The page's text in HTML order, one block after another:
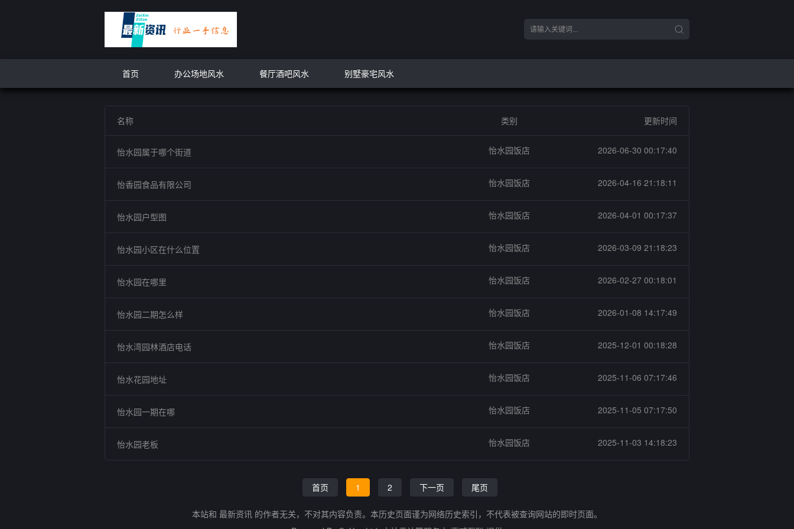
首页 办公场地风水 餐厅酒吧风水 别墅豪宅风水
名称 类别 更新时间
怡水园属于哪个街道 怡水园饭店 2026-06-30 00:17:40
怡香园食品有限公司 怡水园饭店 2026-04-16 21:18:11
怡水园户型图 怡水园饭店 2026-04-01 00:17:37
怡水园小区在什么位置 怡水园饭店 2026-03-09 21:18:23
怡水园在哪里 怡水园饭店 2026-02-27 00:18:01
怡水园二期怎么样 怡水园饭店 2026-01-08 14:17:49
怡水湾园林酒店电话 怡水园饭店 2025-12-01 00:18:28
怡水花园地址 怡水园饭店 2025-11-06 07:17:46
怡水园一期在哪 怡水园饭店 2025-11-05 07:17:50
怡水园老板 怡水园饭店 2025-11-03 14:18:23
首页 1 2 下一页 尾页
本站和 最新资讯 的作者无关，不对其内容负责。本历史页面谨为网络历史索引，不代表被查询网站的即时页面。